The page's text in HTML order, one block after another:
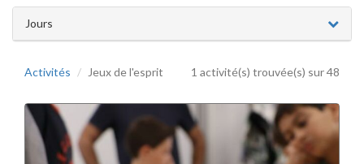
Jours
Activités Jeux de l'esprit 1 activité(s) trouvée(s) sur 48